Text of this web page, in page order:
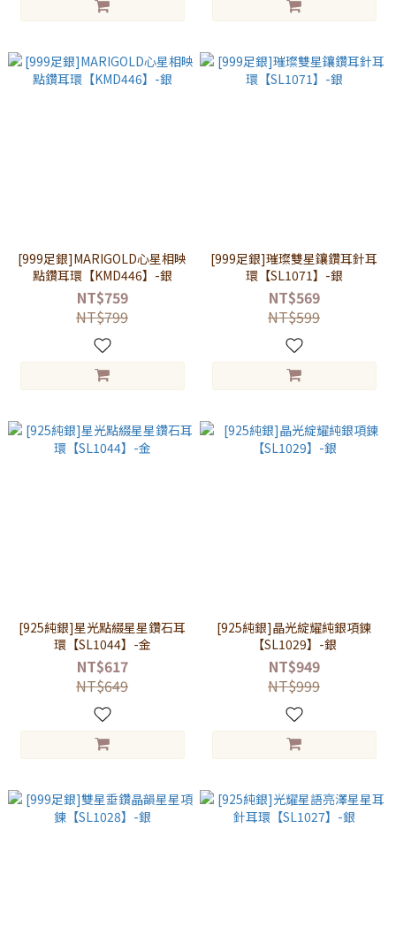
[999足銀]MARIGOLD心星相映
點鑽耳環【KMD446】-銀
NT$759
NT$799
[999足銀]璀璨雙星鑲鑽耳針耳
環【SL1071】-銀
NT$569
NT$599
[925純銀]星光點綴星星鑽石耳
環【SL1044】-金
NT$617
NT$649
[925純銀]晶光綻耀純銀項鍊
【SL1029】-銀
NT$949
NT$999